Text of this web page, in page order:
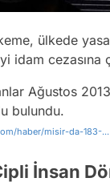
ülkede
idam cezasına
Ağustos
bulundu.
haber/misir-da-183-...
İnsan